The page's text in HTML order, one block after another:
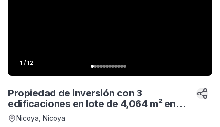
1 / 12
Propiedad de inversión con 3
edificaciones en lote de 4,064 m² en
Nicoya
Nicoya , Nicoya